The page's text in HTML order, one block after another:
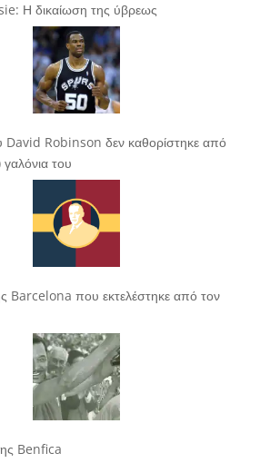
Η δικαίωση της ύβρεως
David Robinson δεν καθορίστηκε από
του
Barcelona που εκτελέστηκε από τον
Benfica